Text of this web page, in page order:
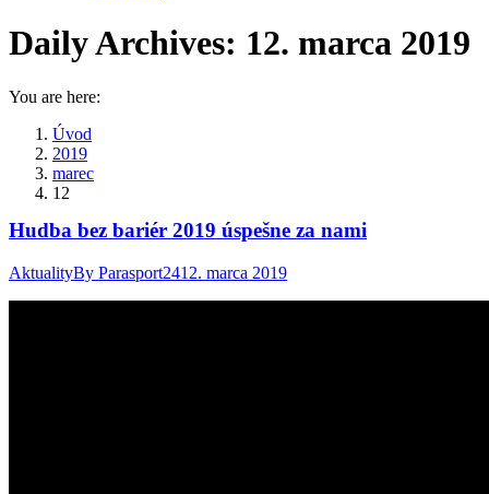
Daily Archives: 12. marca 2019
You are here:
Úvod
2019
marec
12
Hudba bez bariér 2019 úspešne za nami
AktualityBy Parasport2412. marca 2019